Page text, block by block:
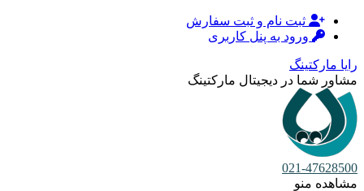
ثبت نام و ثبت سفارش
ورود به پنل کاربری
رایا مارکتینگ
مشاور شما در دیجیتال مارکتینگ
021-47628500
مشاهده منو